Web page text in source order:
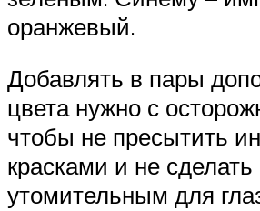
оранжевый.
Добавлять в пары
цвета нужно с
чтобы не пресытить
красками и не сделать
утомительным для